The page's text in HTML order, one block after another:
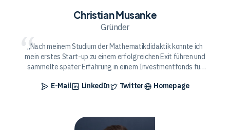
Christian Musanke
Gründer
Nach meinem Studium der Mathematikdidaktik konnte ich
mein erstes Start-up zu einem erfolgreichen Exit führen und
sammelte später Erfahrung in einem Investmentfonds für
habe ich es mir zum Ziel gesetzt, jungen Menschen den
E-Mail LinkedIn Twitter Homepage
Sebastian